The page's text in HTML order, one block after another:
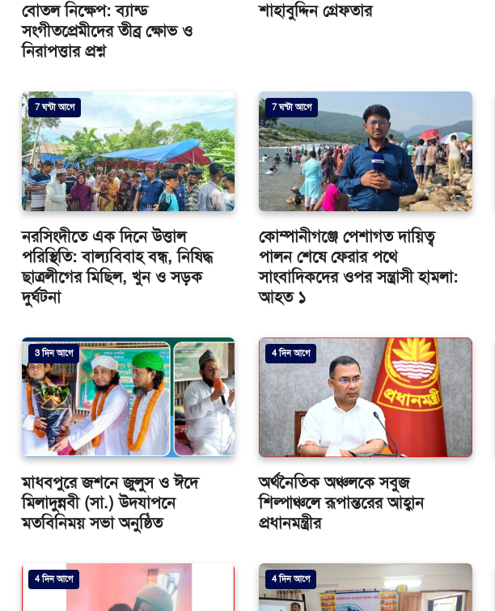
বোতল নিক্ষেপ: ব্যান্ড
সংগীতপ্রেমীদের তীব্র ক্ষোভ ও
নিরাপত্তার প্রশ্ন
শাহাবুদ্দিন গ্রেফতার
7 ঘন্টা আগে
নরসিংদীতে এক দিনে উত্তাল
পরিস্থিতি: বাল্যবিবাহ বন্ধ, নিষিদ্ধ
ছাত্রলীগের মিছিল, খুন ও সড়ক
দুর্ঘটনা
7 ঘন্টা আগে
কোম্পানীগঞ্জে পেশাগত দায়িত্ব
পালন শেষে ফেরার পথে
সাংবাদিকদের ওপর সন্ত্রাসী হামলা:
আহত ১
3 দিন আগে
মাধবপুরে জশনে জুলুস ও ঈদে
মিলাদুন্নবী (সা.) উদযাপনে
মতবিনিময় সভা অনুষ্ঠিত
4 দিন আগে
অর্থনৈতিক অঞ্চলকে সবুজ
শিল্পাঞ্চলে রূপান্তরের আহ্বান
প্রধানমন্ত্রীর
4 দিন আগে 4 দিন আগে